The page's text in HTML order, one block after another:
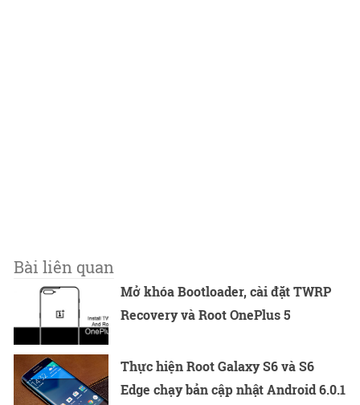
Bài liên quan
Mở khóa Bootloader, cài đặt TWRP
Recovery và Root OnePlus 5
Thực hiện Root Galaxy S6 và S6
Edge chạy bản cập nhật Android 6.0.1